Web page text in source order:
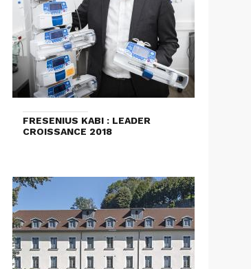
FRESENIUS KABI : LEADER
CROISSANCE 2018